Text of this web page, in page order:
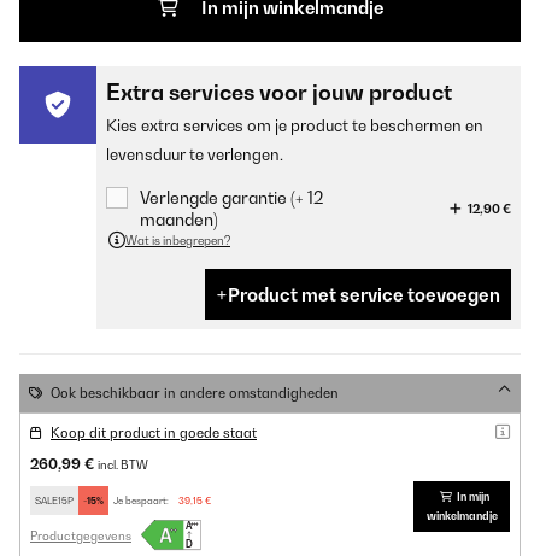
In mijn winkelmandje
Extra services voor jouw product
Kies extra services om je product te beschermen en
levensduur te verlengen.
Verlengde garantie (+ 12
maanden)
12,90 €
Wat is inbegrepen?
Product met service toevoegen
Ook beschikbaar in andere omstandigheden
Koop dit product in goede staat
260,99 € incl. BTW
SALE15P -15% Je bespaart: 39,15 €
Productgegevens
In mijn
winkelmandje